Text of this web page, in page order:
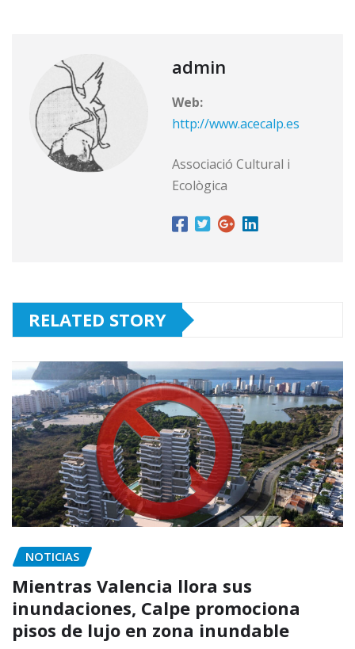
admin
Web:
http://www.acecalp.es
Associació Cultural i
Ecològica
RELATED STORY
NOTICIAS
Mientras Valencia llora sus
inundaciones, Calpe promociona
pisos de lujo en zona inundable